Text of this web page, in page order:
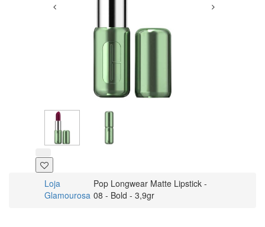
Loja
Glamourosa
Pop Longwear Matte Lipstick -
08 - Bold - 3,9gr